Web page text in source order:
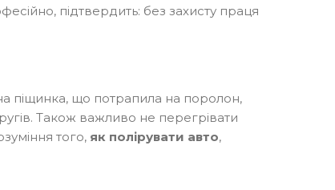
підтвердить: без захисту праця
піщинка, що потрапила на поролон,
Також важливо не перегрівати
того, як полірувати авто,